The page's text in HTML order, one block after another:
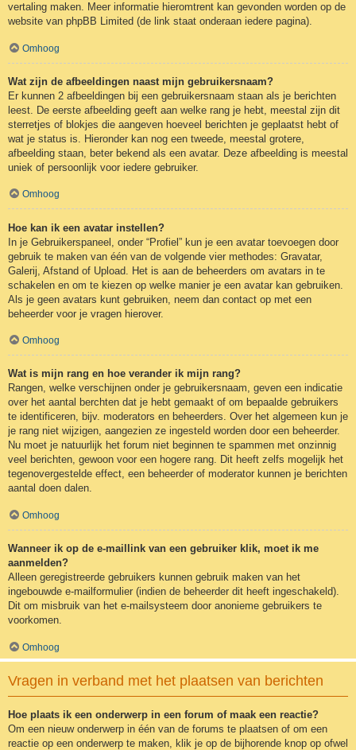
vertaling maken. Meer informatie hieromtrent kan gevonden worden op de
website van phpBB Limited (de link staat onderaan iedere pagina).
Omhoog
Wat zijn de afbeeldingen naast mijn gebruikersnaam?
Er kunnen 2 afbeeldingen bij een gebruikersnaam staan als je berichten
leest. De eerste afbeelding geeft aan welke rang je hebt, meestal zijn dit
sterretjes of blokjes die aangeven hoeveel berichten je geplaatst hebt of
wat je status is. Hieronder kan nog een tweede, meestal grotere,
afbeelding staan, beter bekend als een avatar. Deze afbeelding is meestal
uniek of persoonlijk voor iedere gebruiker.
Omhoog
Hoe kan ik een avatar instellen?
In je Gebruikerspaneel, onder “Profiel” kun je een avatar toevoegen door
gebruik te maken van één van de volgende vier methodes: Gravatar,
Galerij, Afstand of Upload. Het is aan de beheerders om avatars in te
schakelen en om te kiezen op welke manier je een avatar kan gebruiken.
Als je geen avatars kunt gebruiken, neem dan contact op met een
beheerder voor je vragen hierover.
Omhoog
Wat is mijn rang en hoe verander ik mijn rang?
Rangen, welke verschijnen onder je gebruikersnaam, geven een indicatie
over het aantal berchten dat je hebt gemaakt of om bepaalde gebruikers
te identificeren, bijv. moderators en beheerders. Over het algemeen kun je
je rang niet wijzigen, aangezien ze ingesteld worden door een beheerder.
Nu moet je natuurlijk het forum niet beginnen te spammen met onzinnig
veel berichten, gewoon voor een hogere rang. Dit heeft zelfs mogelijk het
tegenovergestelde effect, een beheerder of moderator kunnen je berichten
aantal doen dalen.
Omhoog
Wanneer ik op de e-maillink van een gebruiker klik, moet ik me
aanmelden?
Alleen geregistreerde gebruikers kunnen gebruik maken van het
ingebouwde e-mailformulier (indien de beheerder dit heeft ingeschakeld).
Dit om misbruik van het e-mailsysteem door anonieme gebruikers te
voorkomen.
Omhoog
Vragen in verband met het plaatsen van berichten
Hoe plaats ik een onderwerp in een forum of maak een reactie?
Om een nieuw onderwerp in één van de forums te plaatsen of om een
reactie op een onderwerp te maken, klik je op de bijhorende knop op ofwel